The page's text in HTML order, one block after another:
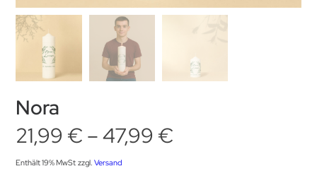
Nora
21,99 € –47,99 €
Enthält 19% MwSt zzgl.Versand